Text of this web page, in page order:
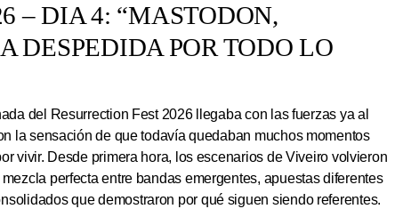
– DIA 4: “MASTODON,
DESPEDIDA POR TODO LO
del Resurrection Fest 2026 llegaba con las fuerzas ya al
la sensación de que todavía quedaban muchos momentos
vivir. Desde primera hora, los escenarios de Viveiro volvieron
perfecta entre bandas emergentes, apuestas diferentes
que demostraron por qué siguen siendo referentes.